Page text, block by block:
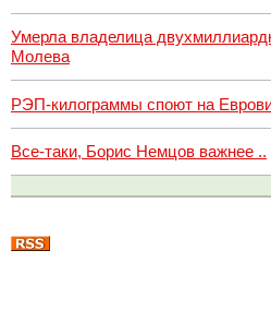
Умерла владелица
Молева
РЭП-килограммы споют на
Все-таки, Борис Немцов важнее ..